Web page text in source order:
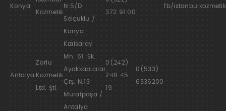
Konya
Kozmetik
N:5/D
Selçuklu /
Konya
372 91 00
fb/istanbulkozmetik
Antalya
Zorlu
Kozmetik
Ltd. Şti.
Kızılsaray
Mh. 61. Sk.
Ayakkabıcılar
Çrş. N:13
Muratpaşa /
Antalya
0(242)
248 45
19
0(533)
6336200